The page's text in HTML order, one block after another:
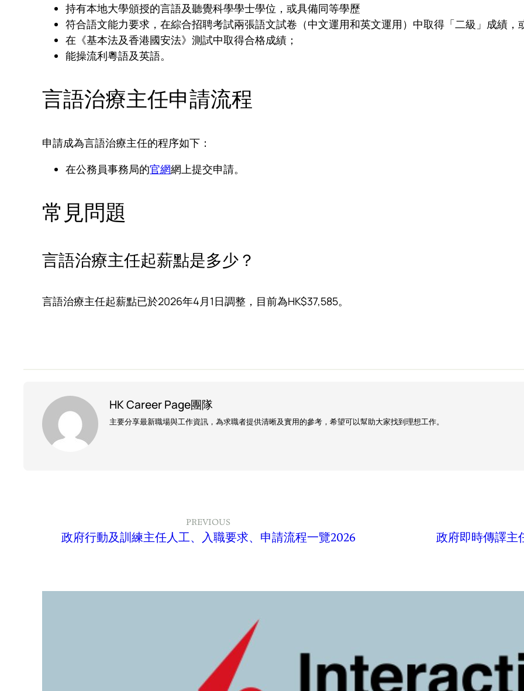
持有本地大學頒授的言語及聽覺科學學士學位，或具備同等學歷
符合語文能力要求，在綜合招聘考試兩張語文試卷（中文運用和英文運用）中取得「二級」成績，
在《基本法及香港國安法》測試中取得合格成績；
能操流利粵語及英語。
言語治療主任申請流程
申請成為言語治療主任的程序如下：
在公務員事務局的官網網上提交申請。
常見問題
言語治療主任起薪點是多少？
言語治療主任起薪點已於2026年4月1日調整，目前為HK$37,585。
HK Career Page團隊
主要分享最新職場與工作資訊，為求職者提供清晰及實用的參考，希望可以幫助大家找到理想工作。
PREVIOUS
政府行動及訓練主任人工、入職要求、申請流程一覽2026 政府即時傳譯主